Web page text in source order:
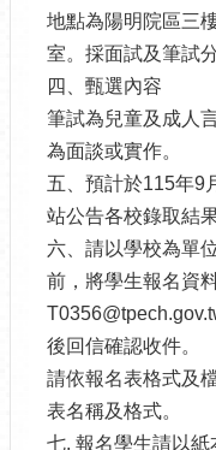
地點為陽明院區三
室。採面試及筆試
四、甄選內容
筆試為兒童及成人
為面談或實作。
五、預計於115年9
站公告各校錄取結果
六、請以學校為單
前，將學生報名資
後回信確認收件。
請依報名表格式及
表名稱及格式。
七. 報名學生請以紙